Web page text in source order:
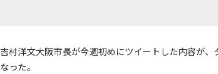
吉村洋文大阪市長が今週初めにツイートした内容が
なった。